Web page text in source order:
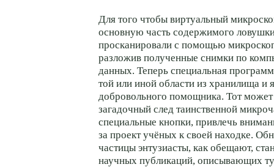
Для того чтобы виртуальный
основную часть содержимого
просканировали с помощью
разложив полученные снимки по
данных. Теперь специальная
той или иной области из хранилища и
добровольного помощника. Тот может
загадочный след таинственной
специальные кнопки, привлечь
за проект учёных к своей находке.
частицы энтузиасты, как обещают,
научных публикаций, описывающих